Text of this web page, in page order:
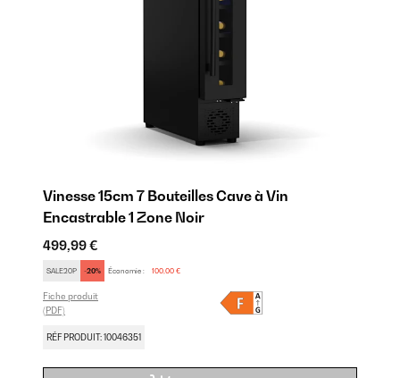
Vinesse 15cm 7 Bouteilles Cave à Vin
Encastrable 1 Zone Noir
499,99 €
SALE20P -20% Économie : 100,00 €
Fiche produit
(PDF)
RÉF PRODUIT: 10046351